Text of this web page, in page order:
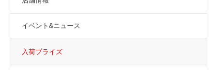
イベント&ニュース
入荷プライズ